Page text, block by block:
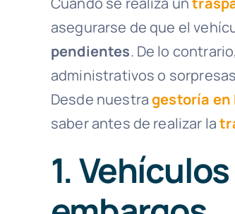
asegurarse de que el
pendientes. De lo
administrativos o
Desde nuestragestoría en
saber antes de realizar la
1.